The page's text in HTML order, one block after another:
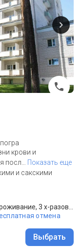
крови и
посл… Показать еще
и сакскими
Программа "Оздоровительный отдых" Проживание, 3 х-разовое питание(заказное меню), оздоровительные процедуры по назначению врача.
отмена
Выбрать